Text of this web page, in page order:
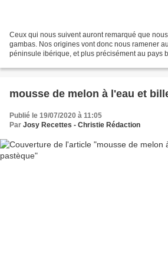
Ceux qui nous suivent auront remarqué que
gambas. Nos origines vont donc nous ramener
péninsule ibérique, et plus précisément au pays
mousse de melon à l'eau et
Publié le 19/07/2020 à 11:05
Par Josy Recettes - Christie Rédaction